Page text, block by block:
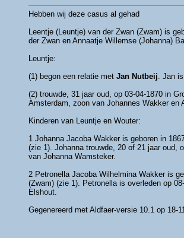
Hebben wij deze casus al gehad
Leentje (Leuntje) van der Zwan (Zwam) is
der Zwan en Annaatje Willemse (Johanna)
Leuntje:
(1) begon een relatie met Jan Nutbeij. Jan
(2) trouwde, 31 jaar oud, op 03-04-1870 in
Amsterdam, zoon van Johannes Wakker en
Kinderen van Leuntje en Wouter:
1 Johanna Jacoba Wakker is geboren in
(zie 1). Johanna trouwde, 20 of 21 jaar oud,
van Johanna Wamsteker.
2 Petronella Jacoba Wilhelmina Wakker is
(Zwam) (zie 1). Petronella is overleden op
Elshout.
Gegenereerd met Aldfaer-versie 10.1 op 18-